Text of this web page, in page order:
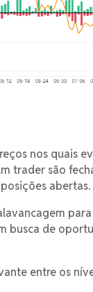
nos quais
trader são
abertas.
busca de
entre os